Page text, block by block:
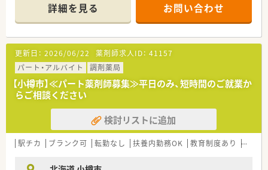
〈こんな薬局です〉
■JR南小樽駅より徒歩4分程にある薬局です。
■病院門前に位置し、複数科の処方せんに対応しています。
■薬剤師6名体制の薬局です。
<こんな企業です>
■全国約400ヶ所（うち調剤取扱店舗約70店舗）にてドラッグス
トアのチェーン店経営、
調剤薬局経営などをしています。
薬剤師数・調剤報酬額もトップクラスの優良企業です。
詳細を見る お問い合わせ
更新日： 2026/06/22 薬剤師求人ID： 41157
パート・アルバイト
調剤薬局
【小樽市】≪パート薬剤師募集≫平日のみ、短時間のご就業か
らご相談ください
検討リストに追加
駅チカ ブランク可 転勤なし 扶養内勤務OK 教育制度あり シフ